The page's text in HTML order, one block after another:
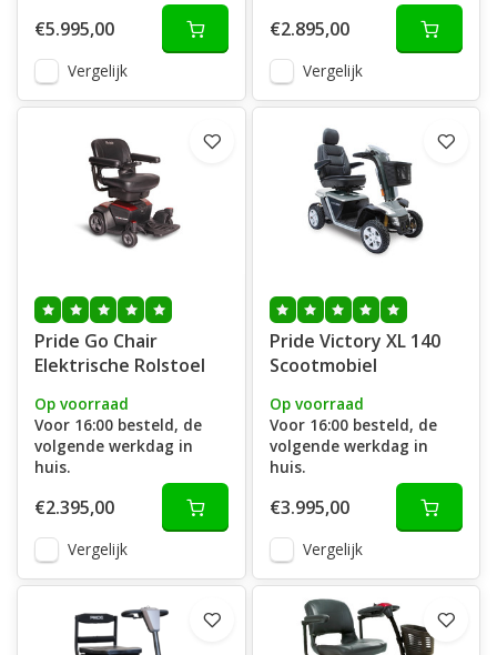
€5.995,00
Vergelijk
€2.895,00
Vergelijk
Pride Go Chair
Elektrische Rolstoel
Op voorraad
Voor 16:00 besteld, de
volgende werkdag in
huis.
€2.395,00
Vergelijk
Pride Victory XL 140
Scootmobiel
Op voorraad
Voor 16:00 besteld, de
volgende werkdag in
huis.
€3.995,00
Vergelijk